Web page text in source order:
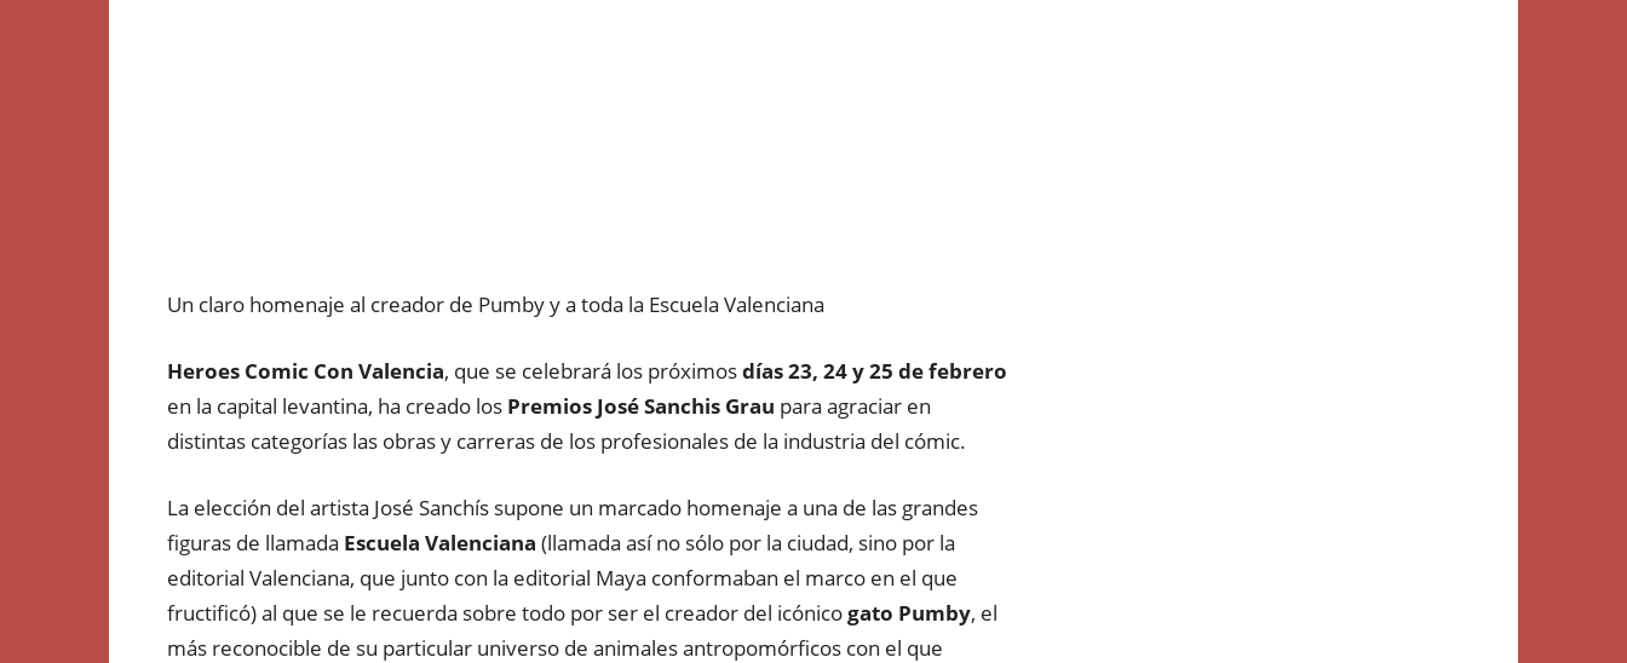
Un claro homenaje al creador de Pumby y a toda la Escuela Valenciana
Heroes Comic Con Valencia, que se celebrará los próximosdías 23, 24 y 25 de febrero
en la capital levantina, ha creado los Premios José Sanchis Grau para agraciar en
distintas categorías las obras y carreras de los profesionales de la industria del cómic.
La elección del artista José Sanchís supone un marcado homenaje a una de las grandes
figuras de llamada Escuela Valenciana (llamada así no sólo por la ciudad, sino por la
editorial Valenciana, que junto con la editorial Maya conformaban el marco en el que
fructificó) al que se le recuerda sobre todo por ser el creador del icónicogato Pumby, el
más reconocible de su particular universo de animales antropomórficos con el que